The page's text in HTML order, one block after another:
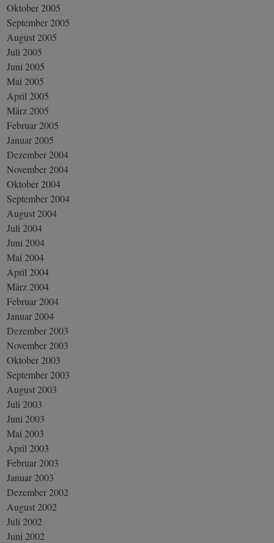
Oktober 2005
September 2005
August 2005
Juli 2005
Juni 2005
Mai 2005
April 2005
März 2005
Februar 2005
Januar 2005
Dezember 2004
November 2004
Oktober 2004
September 2004
August 2004
Juli 2004
Juni 2004
Mai 2004
April 2004
März 2004
Februar 2004
Januar 2004
Dezember 2003
November 2003
Oktober 2003
September 2003
August 2003
Juli 2003
Juni 2003
Mai 2003
April 2003
Februar 2003
Januar 2003
Dezember 2002
August 2002
Juli 2002
Juni 2002